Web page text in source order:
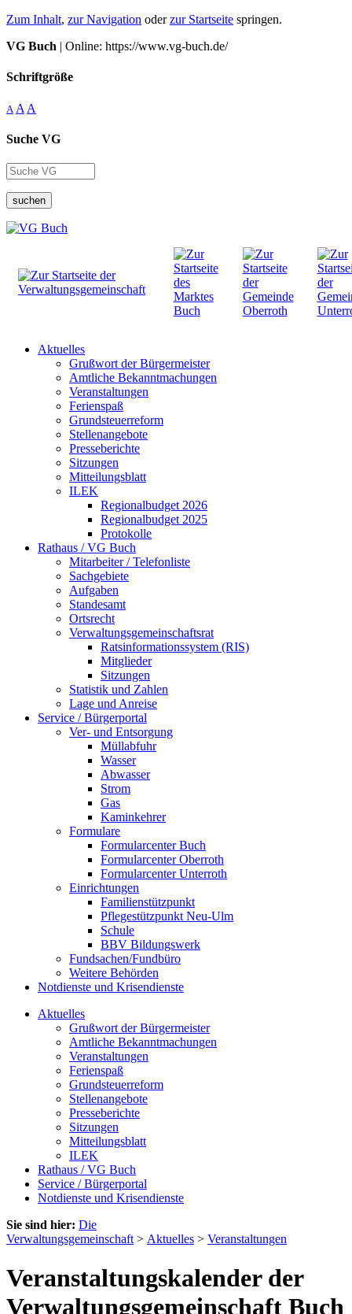
Zum Inhalt, zur Navigation oderzur Startseite springen.
VG Buch | Online: https://www.vg-buch.de/
Schriftgröße
A A A
Suche VG
suchen
Aktuelles
Grußwort der Bürgermeister
Amtliche Bekanntmachungen
Veranstaltungen
Ferienspaß
Grundsteuerreform
Stellenangebote
Presseberichte
Sitzungen
Mitteilungsblatt
ILEK
Regionalbudget 2026
Regionalbudget 2025
Protokolle
Rathaus / VG Buch
Mitarbeiter / Telefonliste
Sachgebiete
Aufgaben
Standesamt
Ortsrecht
Verwaltungsgemeinschaftsrat
Ratsinformationssystem (RIS)
Mitglieder
Sitzungen
Statistik und Zahlen
Lage und Anreise
Service / Bürgerportal
Ver- und Entsorgung
Müllabfuhr
Wasser
Abwasser
Strom
Gas
Kaminkehrer
Formulare
Formularcenter Buch
Formularcenter Oberroth
Formularcenter Unterroth
Einrichtungen
Familienstützpunkt
Pflegestützpunkt Neu-Ulm
Schule
BBV Bildungswerk
Fundsachen/Fundbüro
Weitere Behörden
Notdienste und Krisendienste
Aktuelles
Grußwort der Bürgermeister
Amtliche Bekanntmachungen
Veranstaltungen
Ferienspaß
Grundsteuerreform
Stellenangebote
Presseberichte
Sitzungen
Mitteilungsblatt
ILEK
Rathaus / VG Buch
Service / Bürgerportal
Notdienste und Krisendienste
Sie sind hier: Die
Verwaltungsgemeinschaft > Aktuelles > Veranstaltungen
Veranstaltungskalender der
Verwaltungsgemeinschaft Buch